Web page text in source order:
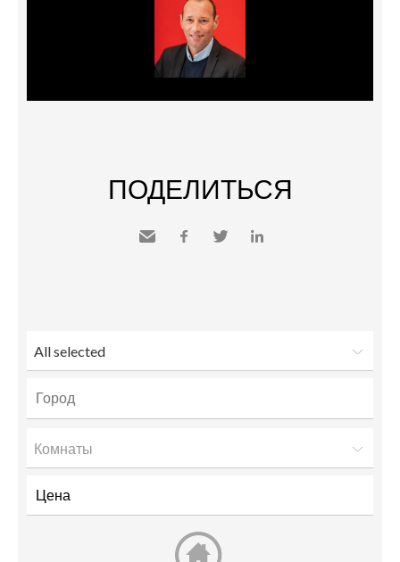
ПОДЕЛИТЬСЯ
All selected
Комнаты